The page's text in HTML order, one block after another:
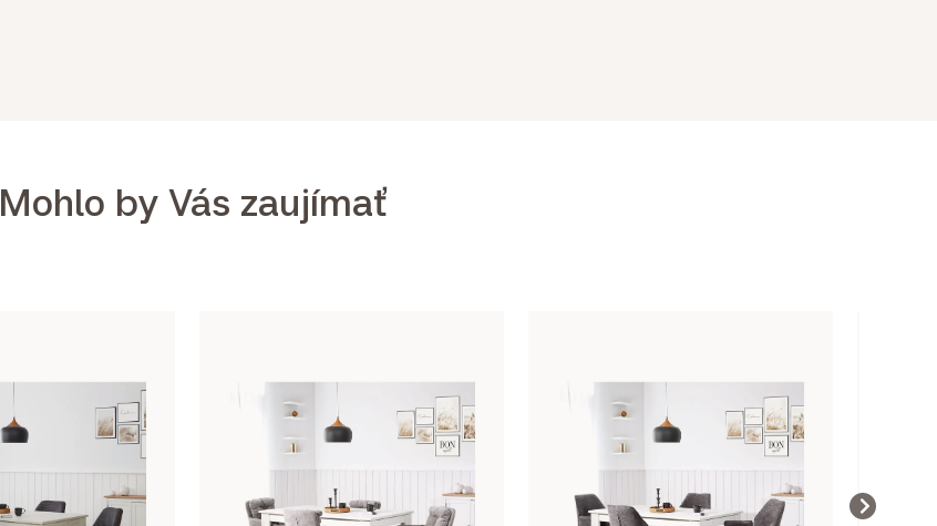
Mohlo by Vás zaujímať